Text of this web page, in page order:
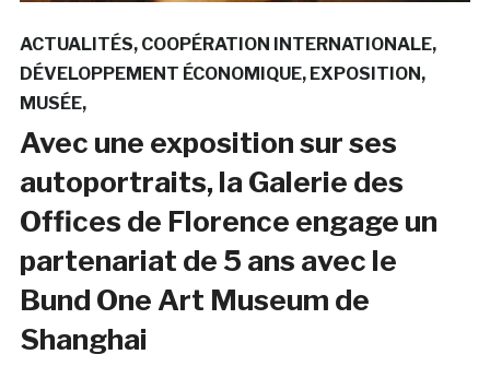
ACTUALITÉS COOPÉRATION INTERNATIONALE
DÉVELOPPEMENT ÉCONOMIQUE EXPOSITION
MUSÉE
Avec une exposition sur ses
autoportraits, la Galerie des
Offices de Florence engage un
partenariat de 5 ans avec le
Bund One Art Museum de
Shanghai